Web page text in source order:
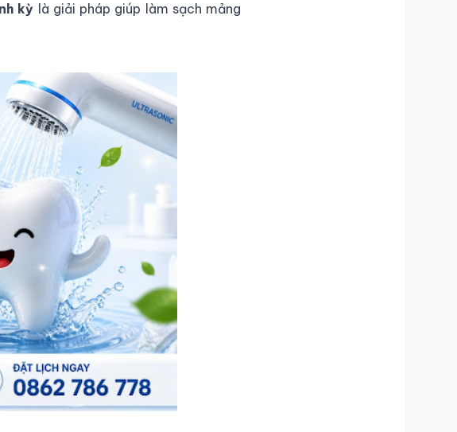
kỳ là giải pháp giúp làm sạch mảng